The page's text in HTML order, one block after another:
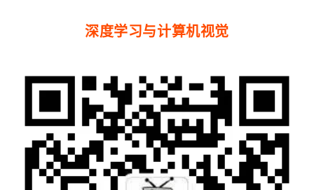
深度学习与计算机视觉